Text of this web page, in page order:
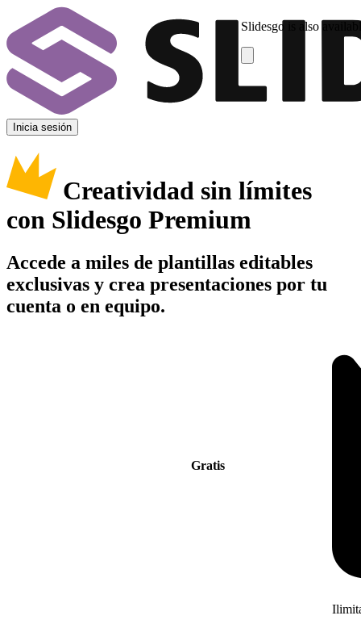
Slidesgo is also
Inicia sesión
Creatividad sin límites
con Slidesgo Premium
Accede a miles de plantillas editables
exclusivas y crea presentaciones por tu
cuenta o en equipo.
Gratis